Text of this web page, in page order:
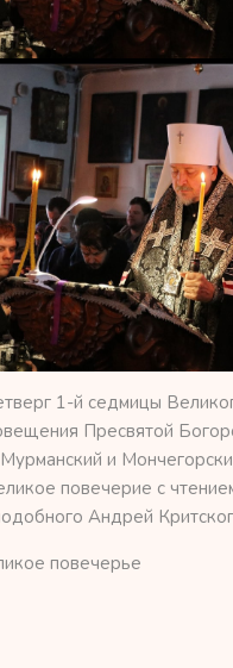
1-й седмицы
Пресвятой
и
повечерие с
Андрей
повечерье